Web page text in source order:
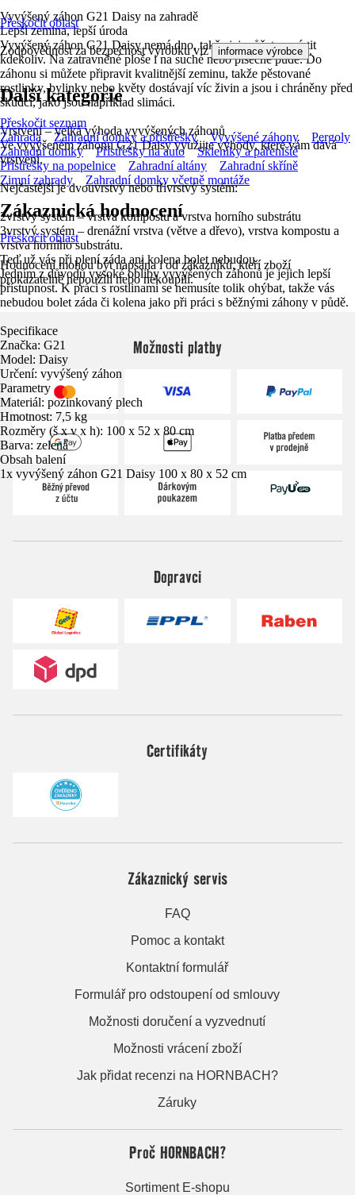
Vyvýšený záhon G21 Daisy na zahradě
Lepší zemina, lepší úroda
Vyvýšený záhon G21 Daisy nemá dno, takže jej můžete umístit
kdekoliv. Na zatravněné ploše i na suché nebo písečné půdě. Do
záhonu si můžete připravit kvalitnější zeminu, takže pěstované
rostlinky, bylinky nebo květy dostávají víc živin a jsou i chráněny před
škůdci, jako jsou například slimáci.
Vrstvení – velká výhoda vyvýšených záhonů
Ve vyvýšeném záhonu G21 Daisy využijte výhody, které vám dává
vrstvení.
Nejčastější je dvouvrstvý nebo třívrstvý systém:
2vrstvý systém – vrstva kompostu a vrstva horního substrátu
3vrstvý systém – drenážní vrstva (větve a dřevo), vrstva kompostu a
vrstva horního substrátu.
Teď už vás při plení záda ani kolena bolet nebudou
Jedním z důvodů vysoké obliby vyvýšených záhonů je jejich lepší
přístupnost. K práci s rostlinami se nemusíte tolik ohýbat, takže vás
nebudou bolet záda či kolena jako při práci s běžnými záhony v půdě.
Specifikace
Značka: G21
Model: Daisy
Určení: vyvýšený záhon
Parametry
Materiál: pozinkovaný plech
Hmotnost: 7,5 kg
Rozměry (š x v x h): 100 x 52 x 80 cm
Barva: zelená
Obsah balení
1x vyvýšený záhon G21 Daisy 100 x 80 x 52 cm
Přeskočit oblast
Zodpovědnost za bezpečnost výrobku viz informace výrobce .
Další kategorie
Přeskočit seznam
Zahrada
Zahradní domky a přístřešky Vyvýšené záhony
Pergoly
Zahradní domky
Přístřešky na auto
Skleníky a pařeniště
Přístřešky na popelnice
Zahradní altány
Zahradní skříně
Zimní zahrady
Zahradní domky včetně montáže
Zákaznická hodnocení
Přeskočit oblast
Hodnocení mohou být napsána i od zákazníků, kteří zboží
prokazatelně nepoužili nebo nekoupili.
Možnosti platby
Dopravci
Certifikáty
Zákaznický servis
FAQ
Pomoc a kontakt
Kontaktní formulář
Formulář pro odstoupení od smlouvy
Možnosti doručení a vyzvednutí
Možnosti vrácení zboží
Jak přidat recenzi na HORNBACH?
Záruky
Proč HORNBACH?
Sortiment E-shopu